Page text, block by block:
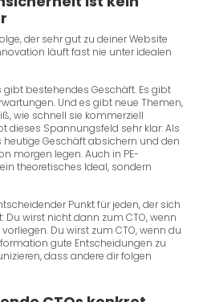
der sehr gut zu deiner Website
läuft fast nie unter idealen
gibt bestehendes Geschäft. Es gibt
Und es gibt neue Themen,
wie schnell sie kommerziell
dieses Spannungsfeld sehr klar: Als
Geschäft absichern und den
morgen legen. Auch in PE-
theoretisches Ideal, sondern
Punkt für jeden, der sich
Du wirst nicht dann zum CTO, wenn
Du wirst zum CTO, wenn du
gute Entscheidungen zu
dass andere dir folgen